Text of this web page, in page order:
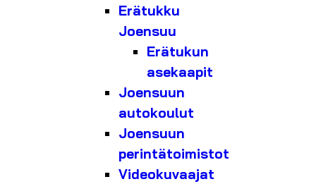
Erätukku
Joensuu
Erätukun
asekaapit
Joensuun
autokoulut
Joensuun
perintätoimistot
Videokuvaajat